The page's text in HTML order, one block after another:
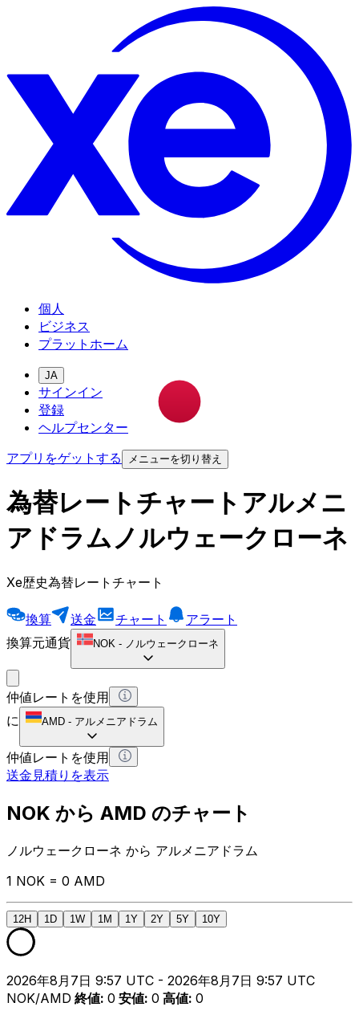
個人
ビジネス
プラットホーム
JA
サインイン
登録
ヘルプセンター
アプリをゲットする
メニューを切り替え
為替レートチャートアルメニ
アドラムノルウェークローネ
Xe歴史為替レートチャート
換算 送金 チャート
アラート
換算元通貨
NOK - ノルウェークローネ
仲値レートを使用
に
AMD - アルメニアドラム
仲値レートを使用
送金見積りを表示
NOK から AMD のチャート
ノルウェークローネ から アルメニアドラム
1 NOK = 0 AMD
12H 1D 1W 1M 1Y 2Y 5Y 10Y
2026年8月7日 9:57 UTC - 2026年8月7日 9:57 UTC
NOK/AMD 終値: 0 安値: 0 高値: 0